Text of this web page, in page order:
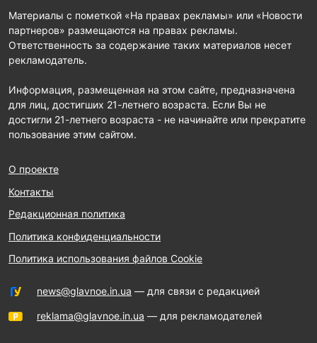
Материалы с пометкой «На правах рекламы» или «Новости
партнеров» размещаются на правах рекламы.
Ответственность за содержание таких материалов несет
рекламодатель.
Информация, размещенная на этом сайте, предназначена
для лиц, достигших 21-летнего возраста. Если Вы не
достигли 21-летнего возраста - не начинайте или прекратите
пользование этим сайтом.
О проекте
Контакты
Редакционная политика
Политика конфиденциальности
Политика использования файлов Cookie
news@glavnoe.in.ua — для связи с редакцией
reklama@glavnoe.in.ua — для рекламодателей